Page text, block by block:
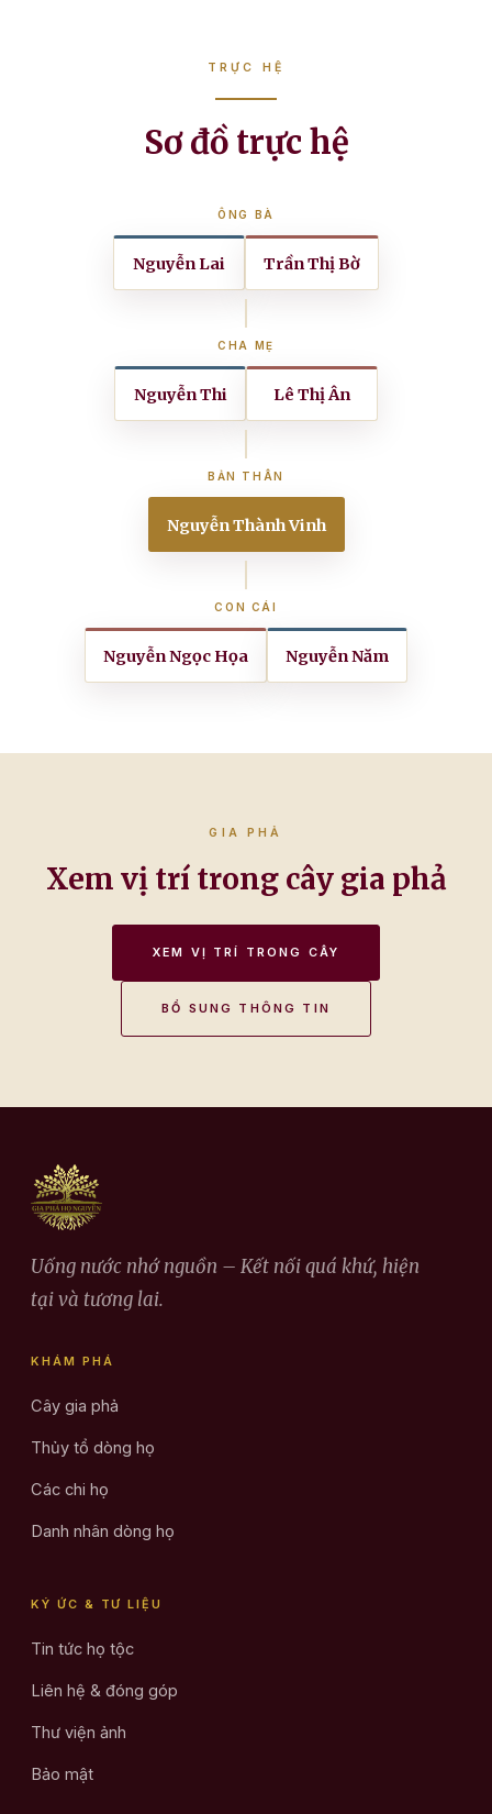
TRỰC HỆ
Sơ đồ trực hệ
ÔNG BÀ
Nguyễn Lai Trần Thị Bờ
CHA MẸ
Nguyễn Thi Lê Thị Ân
BẢN THÂN
Nguyễn Thành Vinh
CON CÁI
Nguyễn Ngọc Họa Nguyễn Năm
GIA PHẢ
Xem vị trí trong cây gia phả
XEM VỊ TRÍ TRONG CÂY
BỔ SUNG THÔNG TIN
Uống nước nhớ nguồn – Kết nối quá khứ, hiện
tại và tương lai.
KHÁM PHÁ
Cây gia phả
Thủy tổ dòng họ
Các chi họ
Danh nhân dòng họ
KÝ ỨC & TƯ LIỆU
Tin tức họ tộc
Liên hệ & đóng góp
Thư viện ảnh
Bảo mật